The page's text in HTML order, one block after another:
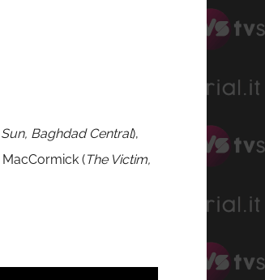
Baghdad Central),
MacCormick (The Victim,